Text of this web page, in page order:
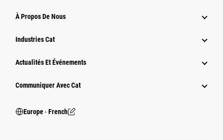
À Propos De Nous
Industries Cat
Actualités Et Événements
Communiquer Avec Cat
Europe ‧ French